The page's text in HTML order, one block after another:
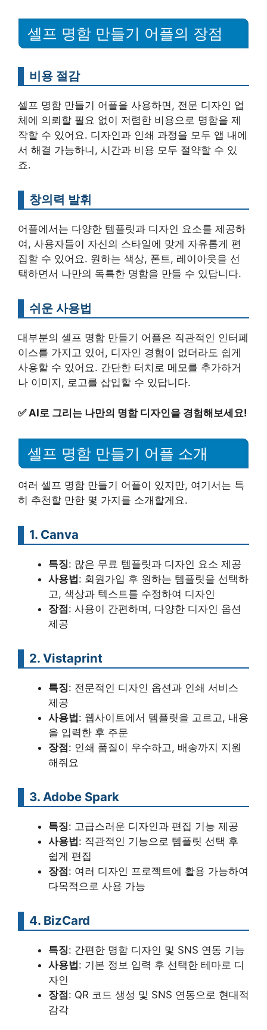
셀프 명함 만들기 어플의 장점
비용 절감
셀프 명함 만들기 어플을 사용하면, 전문 디자인 업
체에 의뢰할 필요 없이 저렴한 비용으로 명함을 제
작할 수 있어요. 디자인과 인쇄 과정을 모두 앱 내에
서 해결 가능하니, 시간과 비용 모두 절약할 수 있
죠.
창의력 발휘
어플에서는 다양한 템플릿과 디자인 요소를 제공하
여, 사용자들이 자신의 스타일에 맞게 자유롭게 편
집할 수 있어요. 원하는 색상, 폰트, 레이아웃을 선
택하면서 나만의 독특한 명함을 만들 수 있답니다.
쉬운 사용법
대부분의 셀프 명함 만들기 어플은 직관적인 인터페
이스를 가지고 있어, 디자인 경험이 없더라도 쉽게
사용할 수 있어요. 간단한 터치로 메모를 추가하거
나 이미지, 로고를 삽입할 수 있답니다.
✅ AI로 그리는 나만의 명함 디자인을 경험해보세요!
셀프 명함 만들기 어플 소개
여러 셀프 명함 만들기 어플이 있지만, 여기서는 특
히 추천할 만한 몇 가지를 소개할게요.
1. Canva
특징: 많은 무료 템플릿과 디자인 요소 제공
사용법: 회원가입 후 원하는 템플릿을 선택하
고, 색상과 텍스트를 수정하여 디자인
장점: 사용이 간편하며, 다양한 디자인 옵션
제공
2. Vistaprint
특징: 전문적인 디자인 옵션과 인쇄 서비스
제공
사용법: 웹사이트에서 템플릿을 고르고, 내용
을 입력한 후 주문
장점: 인쇄 품질이 우수하고, 배송까지 지원
해줘요
3. Adobe Spark
특징: 고급스러운 디자인과 편집 기능 제공
사용법: 직관적인 기능으로 템플릿 선택 후
쉽게 편집
장점: 여러 디자인 프로젝트에 활용 가능하여
다목적으로 사용 가능
4. BizCard
특징: 간편한 명함 디자인 및 SNS 연동 기능
사용법: 기본 정보 입력 후 선택한 테마로 디
자인
장점: QR 코드 생성 및 SNS 연동으로 현대적
감각